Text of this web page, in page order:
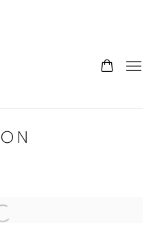
following image in a